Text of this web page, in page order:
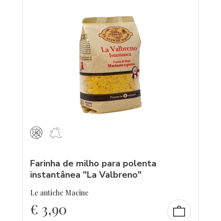
Farinha de milho para polenta
instantânea "La Valbreno"
Le antiche Macine
€ 3,90